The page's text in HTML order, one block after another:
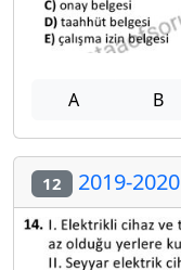
A B
12 2019-